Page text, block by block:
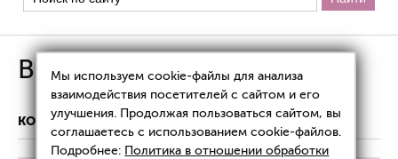
BioHyalux
КОСМЕЦЕВТИКА BIOHYALUX
Мы используем cookie-файлы для анализа
взаимодействия посетителей с сайтом и его
улучшения. Продолжая пользоваться сайтом, вы
соглашаетесь с использованием cookie-файлов.
Подробнее: Политика в отношении обработки